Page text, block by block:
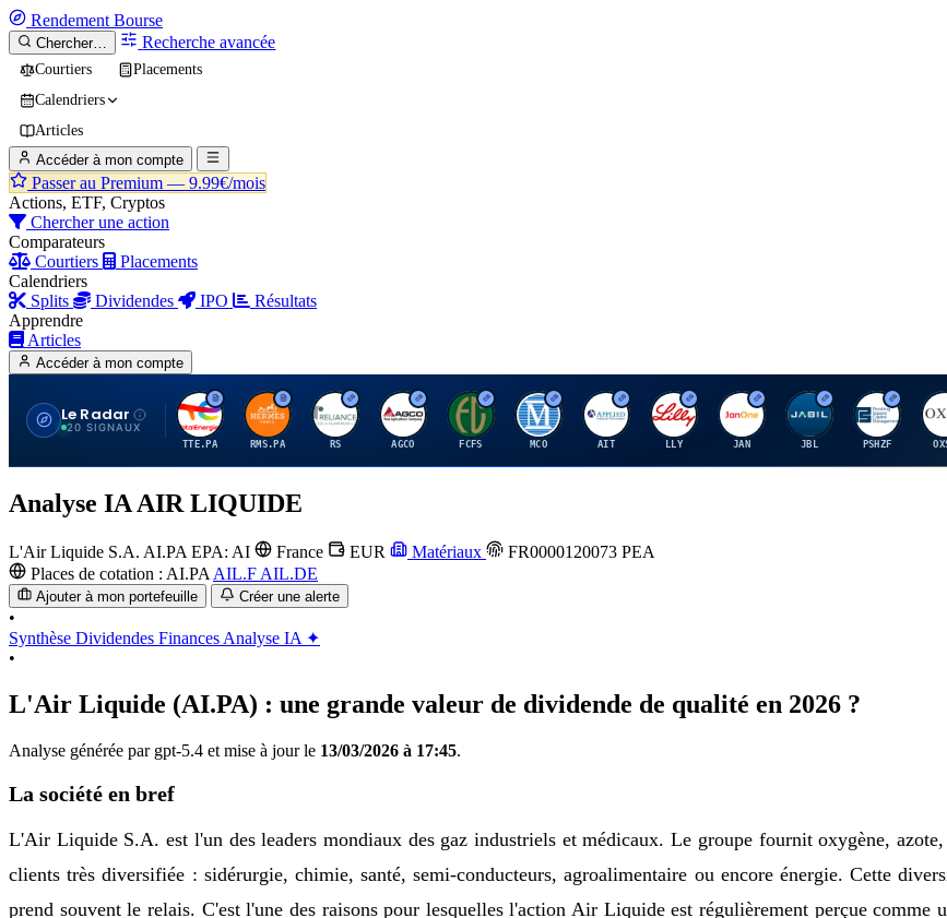
Rendement Bourse
Chercher… Recherche avancée
Courtiers
Placements
Calendriers
Articles
Accéder à mon compte
Passer au Premium — 9.99€/mois
Actions, ETF, Cryptos
Chercher une action
Comparateurs
Courtiers
Placements
Calendriers
Splits
Dividendes IPO
Résultats
Apprendre
Articles
Accéder à mon compte
Le Radar
20 SIGNAUX
T
TTE.PA
H
RMS.PA
R
RS
A
AGCO
F
FCFS
M
MCO
A
AIT
E
LLY
J
JAN
J
JBL
P
PSHZF
Analyse IA AIR LIQUIDE
L'Air Liquide S.A. AI.PA EPA: AI France EUR Matériaux FR0000120073 PEA
Places de cotation : AI.PA AIL.F AIL.DE
Ajouter à mon portefeuille Créer une alerte
•
Synthèse Dividendes Finances Analyse IA ✦
•
L'Air Liquide (AI.PA) : une grande valeur de dividende de qualité en 2026 ?
Analyse générée par gpt-5.4 et mise à jour le 13/03/2026 à 17:45.
La société en bref
L'Air Liquide S.A. est l'un des leaders mondiaux des gaz industriels et médicaux. Le groupe fournit oxygène, azote,
clients très diversifiée : sidérurgie, chimie, santé, semi-conducteurs, agroalimentaire ou encore énergie. Cette
prend souvent le relais. C'est l'une des raisons pour lesquelles l'action Air Liquide est régulièrement perçue comme